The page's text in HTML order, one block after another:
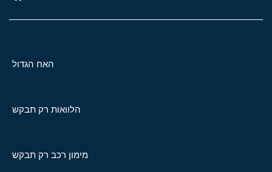
האח הגדול
הלוואות רק תבקש
מימון רכב רק תבקש